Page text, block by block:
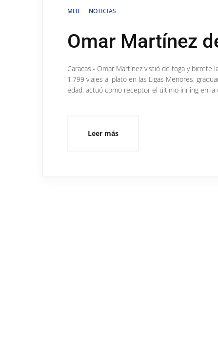
MLB NOTICIAS
Omar Martínez
Caracas.- Omar Martínez vistió de toga y birrete
1.799 viajes al plato en las Ligas Menores,
edad, actuó como receptor el último inning en
Leer más